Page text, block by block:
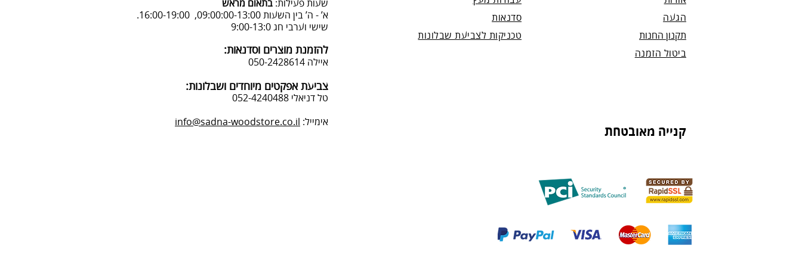
שעות פעילות: בתאום מראש
א’ - ה’ בין השעות 09:00:00-13:00, 16:00-19:00.
שישי וערבי חג 9:00-13:0
להזמנת מוצרים וסדנאות:
איילה 050-2428614
צביעת אפקטים מיוחדים ושבלונות:
טל דניאלי 052-4240488
אימייל: info@sadna-woodstore.co.il
סדנאות
טכניקות לצביעת שבלונות
הגעה
תקנון החנות
ביטול הזמנה
קנייה מאובטחת